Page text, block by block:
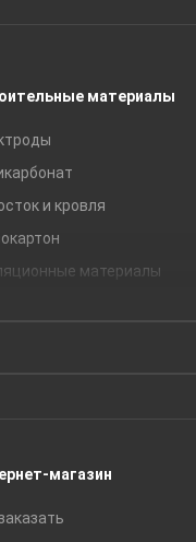
материалы
и кровля
материалы
смесимагазин